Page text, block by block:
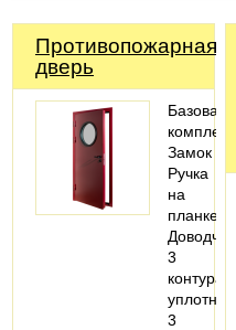
Противопожарная
дверь
Базовая
Замок
Ручка
на
планке
Доводчик
3
контура
3